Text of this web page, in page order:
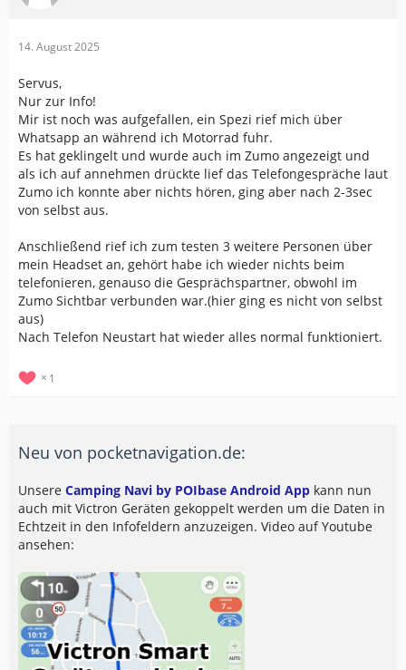
14. August 2025
Servus,
Nur zur Info!
Mir ist noch was aufgefallen, ein Spezi rief mich über
Whatsapp an während ich Motorrad fuhr.
Es hat geklingelt und wurde auch im Zumo angezeigt und
als ich auf annehmen drückte lief das Telefongespräche laut
Zumo ich konnte aber nichts hören, ging aber nach 2-3sec
von selbst aus.
Anschließend rief ich zum testen 3 weitere Personen über
mein Headset an, gehört habe ich wieder nichts beim
telefonieren, genauso die Gesprächspartner, obwohl im
Zumo Sichtbar verbunden war.(hier ging es nicht von selbst
aus)
Nach Telefon Neustart hat wieder alles normal funktioniert.
1
Neu von pocketnavigation.de:
Unsere Camping Navi by POIbase Android App kann nun
auch mit Victron Geräten gekoppelt werden um die Daten in
Echtzeit in den Infofeldern anzuzeigen. Video auf Youtube
ansehen: